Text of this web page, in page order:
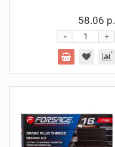
58.06 р.
+
-